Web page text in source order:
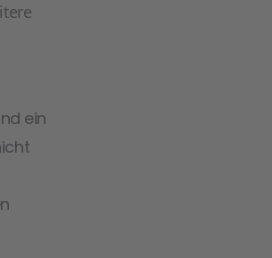
ein